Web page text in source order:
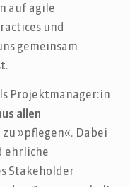
auf agile
und
gemeinsam
Projektmanager:in
allen
zu »pflegen«. Dabei
ehrliche
Stakeholder